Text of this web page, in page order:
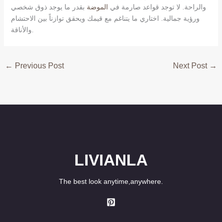
والراحة. لا توجد قواعد صارمة في الموضة بقدر ما يوجد ذوق شخصي
ورؤية جمالية. اختاري ما يتناغم مع قيمك ويحقق توازناً بين الاحتشام
← Previous Post Next Post →
LIVIANLA
The best look anytime,anywhere.